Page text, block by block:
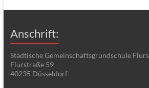
Anschrift:
Städtische Gemeinschaftsgrundschule
Flurstraße 59
40235 Düsseldorf